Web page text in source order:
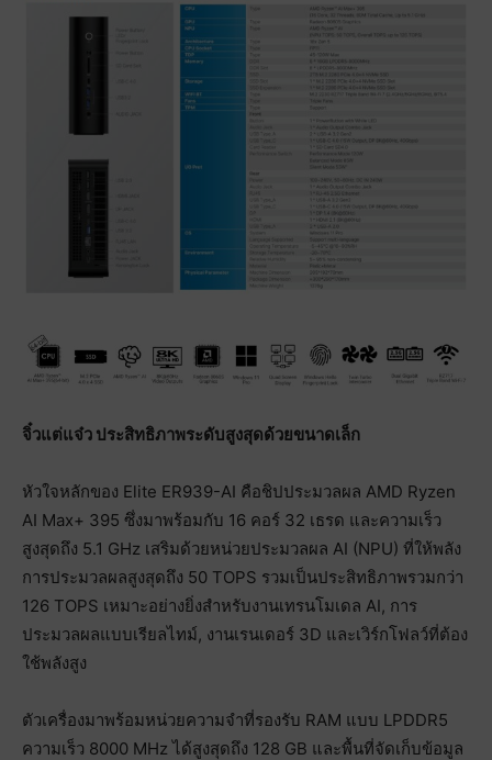
จิ๋วแต่แจ๋ว ประสิทธิภาพระดับสูงสุดด้วยขนาดเล็ก
หัวใจหลักของ Elite ER939-AI คือชิปประมวลผล AMD Ryzen
AI Max+ 395 ซึ่งมาพร้อมกับ 16 คอร์ 32 เธรด และความเร็ว
สูงสุดถึง 5.1 GHz เสริมด้วยหน่วยประมวลผล AI (NPU) ที่ให้พลัง
การประมวลผลสูงสุดถึง 50 TOPS รวมเป็นประสิทธิภาพรวมกว่า
126 TOPS เหมาะอย่างยิ่งสำหรับงานเทรนโมเดล AI, การ
ประมวลผลแบบเรียลไทม์, งานเรนเดอร์ 3D และเวิร์กโฟลว์ที่ต้อง
ใช้พลังสูง
ตัวเครื่องมาพร้อมหน่วยความจำที่รองรับ RAM แบบ LPDDR5
ความเร็ว 8000 MHz ได้สูงสุดถึง 128 GB และพื้นที่จัดเก็บข้อมูล